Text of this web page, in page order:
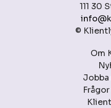
111 30
©
Om
Jobba